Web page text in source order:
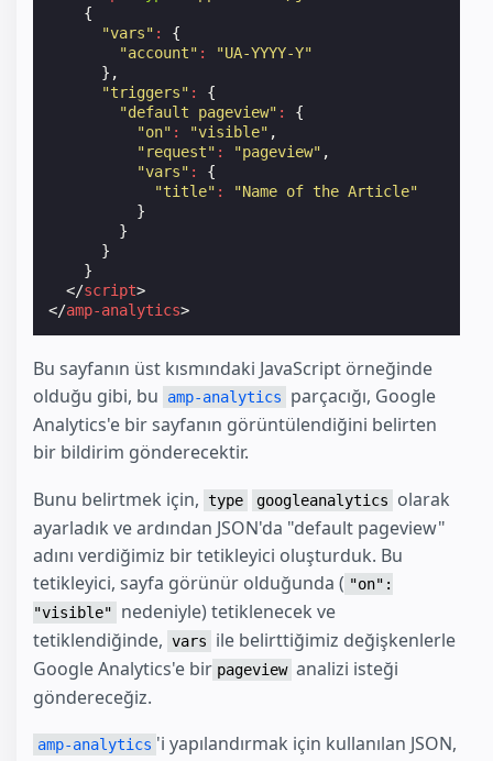
{
"vars" :
{
"account" :
"UA-YYYY-Y"
},
"triggers" :
{
"default pageview" :
{
"on" : "visible" ,
"request" : "pageview" ,
"vars" :
{
"title" :
"Name of the Article"
}
}
}
}
</script>
</amp-analytics>
Bu sayfanın üst kısmındaki JavaScript örneğinde
olduğu gibi, bu
amp-analytics
parçacığı, Google
Analytics'e bir sayfanın görüntülendiğini belirten
bir bildirim gönderecektir.
Bunu belirtmek için, type googleanalytics
olarak
ayarladık ve ardından JSON'da "default pageview"
adını verdiğimiz bir tetikleyici oluşturduk. Bu
tetikleyici, sayfa görünür olduğunda ( "on":
"visible"
nedeniyle) tetiklenecek ve
tetiklendiğinde, vars
ile belirttiğimiz değişkenlerle
Google Analytics'e bir pageview analizi isteği
göndereceğiz.
amp-analytics 'i yapılandırmak için kullanılan JSON,